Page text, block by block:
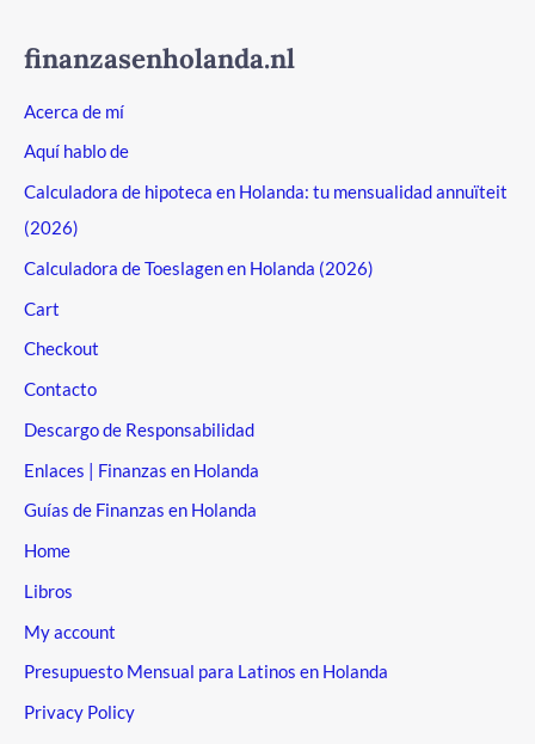
finanzasenholanda.nl
Acerca de mí
Aquí hablo de
Calculadora de hipoteca en Holanda: tu mensualidad annuïteit
(2026)
Calculadora de Toeslagen en Holanda (2026)
Cart
Checkout
Contacto
Descargo de Responsabilidad
Enlaces | Finanzas en Holanda
Guías de Finanzas en Holanda
Home
Libros
My account
Presupuesto Mensual para Latinos en Holanda
Privacy Policy